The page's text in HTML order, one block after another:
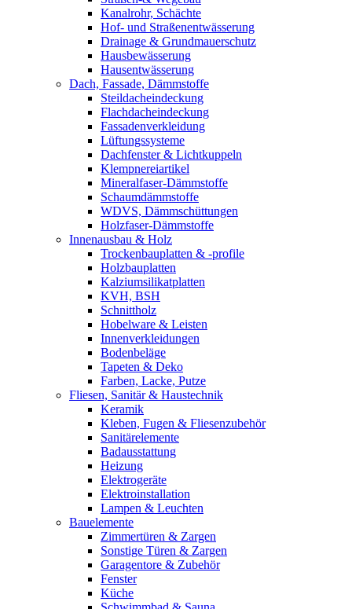
Kanalrohr, Schächte
Hof- und Straßenentwässerung
Drainage & Grundmauerschutz
Hausbewässerung
Hausentwässerung
Dach, Fassade, Dämmstoffe
Steildacheindeckung
Flachdacheindeckung
Fassadenverkleidung
Lüftungssysteme
Dachfenster & Lichtkuppeln
Klempnereiartikel
Mineralfaser-Dämmstoffe
Schaumdämmstoffe
WDVS, Dämmschüttungen
Holzfaser-Dämmstoffe
Innenausbau & Holz
Trockenbauplatten & -profile
Holzbauplatten
Kalziumsilikatplatten
KVH, BSH
Schnittholz
Hobelware & Leisten
Innenverkleidungen
Bodenbeläge
Tapeten & Deko
Farben, Lacke, Putze
Fliesen, Sanitär & Haustechnik
Keramik
Kleben, Fugen & Fliesenzubehör
Sanitärelemente
Badausstattung
Heizung
Elektrogeräte
Elektroinstallation
Lampen & Leuchten
Bauelemente
Zimmertüren & Zargen
Sonstige Türen & Zargen
Garagentore & Zubehör
Fenster
Küche